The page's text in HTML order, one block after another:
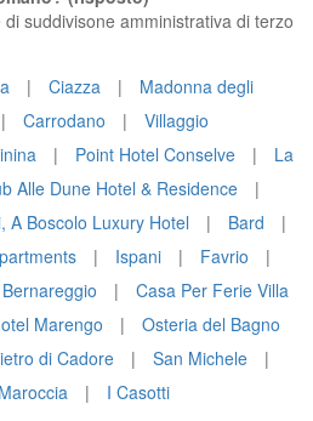
suddivisone amministrativa di terzo
| Ciazza |
Madonna degli
| Carrodano |
Villaggio
| Point Hotel Conselve |
La
Alle Dune Hotel & Residence
|
A Boscolo Luxury Hotel | Bard
|
| Ispani | Favrio
|
Bernareggio |
Casa Per Ferie Villa
Marengo |
Osteria del Bagno
di Cadore | San Michele
|
Maroccia |
I Casotti